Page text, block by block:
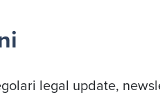
legal update,